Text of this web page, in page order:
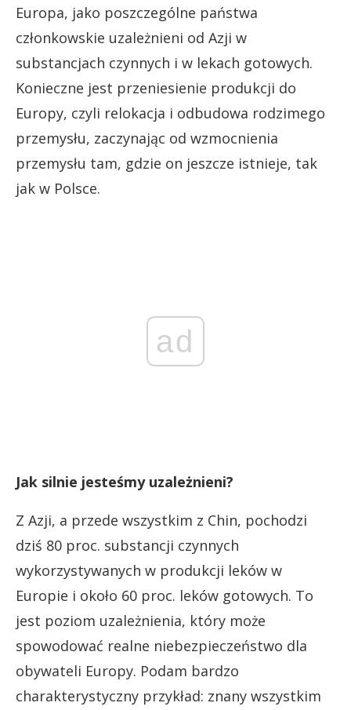
Europa, jako poszczególne państwa
członkowskie uzależnieni od Azji w
substancjach czynnych i w lekach gotowych.
Konieczne jest przeniesienie produkcji do
Europy, czyli relokacja i odbudowa rodzimego
przemysłu, zaczynając od wzmocnienia
przemysłu tam, gdzie on jeszcze istnieje, tak
jak w Polsce.
ad
Jak silnie jesteśmy uzależnieni?
Z Azji, a przede wszystkim z Chin, pochodzi
dziś 80 proc. substancji czynnych
wykorzystywanych w produkcji leków w
Europie i około 60 proc. leków gotowych. To
jest poziom uzależnienia, który może
spowodować realne niebezpieczeństwo dla
obywateli Europy. Podam bardzo
charakterystyczny przykład: znany wszystkim